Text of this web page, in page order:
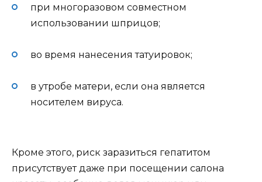
при многоразовом совместном
использовании шприцов;
во время нанесения татуировок;
в утробе матери, если она является
носителем вируса.
Кроме этого, риск заразиться гепатитом
присутствует даже при посещении салона